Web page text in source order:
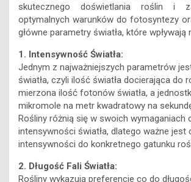
skutecznego doświetlania roślin i
optymalnych warunków do fotosyntezy
główne parametry światła, które wpływają
1. Intensywność Światła:
Jednym z najważniejszych parametrów
światła, czyli ilość światła docierająca do
mierzona ilość fotonów światła, a
mikromole na metr kwadratowy na
Rośliny różnią się w swoich wymaganiach
intensywności światła, dlatego ważne jest
intensywności do konkretnego gatunku
2. Długość Fali Światła:
Rośliny wykazują preferencje co do